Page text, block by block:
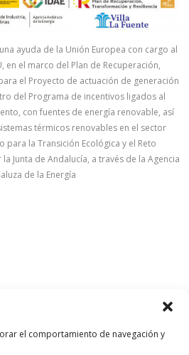
el comportamiento de navegación y
ayuda de la Unión Europea con cargo al
en el marco del Plan de Recuperación,
el Proyecto de actuación de generación
del Programa de incentivos ligados al
con fuentes de energía renovable, así
térmicos renovables en el sector
para la Transición Ecológica y el Reto
Junta de Andalucía, a través de la Agencia
de la Energía